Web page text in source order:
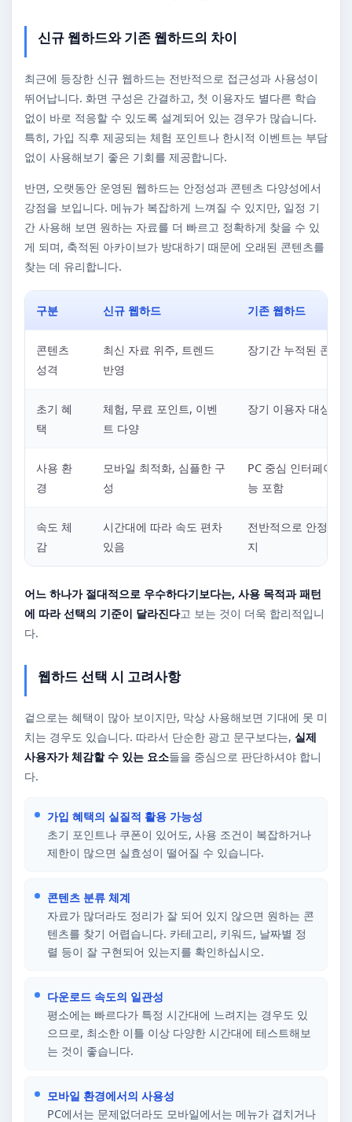
신규 웹하드와 기존 웹하드의 차이
최근에 등장한 신규 웹하드는 전반적으로 접근성과 사용성이
뛰어납니다. 화면 구성은 간결하고, 첫 이용자도 별다른 학습
없이 바로 적응할 수 있도록 설계되어 있는 경우가 많습니다.
특히, 가입 직후 제공되는 체험 포인트나 한시적 이벤트는 부담
없이 사용해보기 좋은 기회를 제공합니다.
반면, 오랫동안 운영된 웹하드는 안정성과 콘텐츠 다양성에서
강점을 보입니다. 메뉴가 복잡하게 느껴질 수 있지만, 일정 기
간 사용해 보면 원하는 자료를 더 빠르고 정확하게 찾을 수 있
게 되며, 축적된 아카이브가 방대하기 때문에 오래된 콘텐츠를
찾는 데 유리합니다.
구분 신규 웹하드 기존 웹하드
콘텐츠
성격
최신 자료 위주, 트렌드
반영
장기간 누적된 콘텐
초기 혜
택
체험, 무료 포인트, 이벤
트 다양
장기 이용자 대상 혜
사용 환
경
모바일 최적화, 심플한 구
성
PC 중심 인터페이스,
능 포함
속도 체
감
시간대에 따라 속도 편차
있음
전반적으로 안정적
지
어느 하나가 절대적으로 우수하다기보다는, 사용 목적과 패턴
에 따라 선택의 기준이 달라진다고 보는 것이 더욱 합리적입니
다.
웹하드 선택 시 고려사항
겉으로는 혜택이 많아 보이지만, 막상 사용해보면 기대에 못 미
치는 경우도 있습니다. 따라서 단순한 광고 문구보다는, 실제
사용자가 체감할 수 있는 요소들을 중심으로 판단하셔야 합니
다.
가입 혜택의 실질적 활용 가능성
초기 포인트나 쿠폰이 있어도, 사용 조건이 복잡하거나
제한이 많으면 실효성이 떨어질 수 있습니다.
콘텐츠 분류 체계
자료가 많더라도 정리가 잘 되어 있지 않으면 원하는 콘
텐츠를 찾기 어렵습니다. 카테고리, 키워드, 날짜별 정
렬 등이 잘 구현되어 있는지를 확인하십시오.
다운로드 속도의 일관성
평소에는 빠르다가 특정 시간대에 느려지는 경우도 있
으므로, 최소한 이틀 이상 다양한 시간대에 테스트해보
는 것이 좋습니다.
모바일 환경에서의 사용성
PC에서는 문제없더라도 모바일에서는 메뉴가 겹치거나